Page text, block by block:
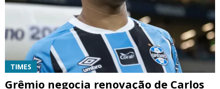
TIMES
Grêmio negocia renovação de Carlos